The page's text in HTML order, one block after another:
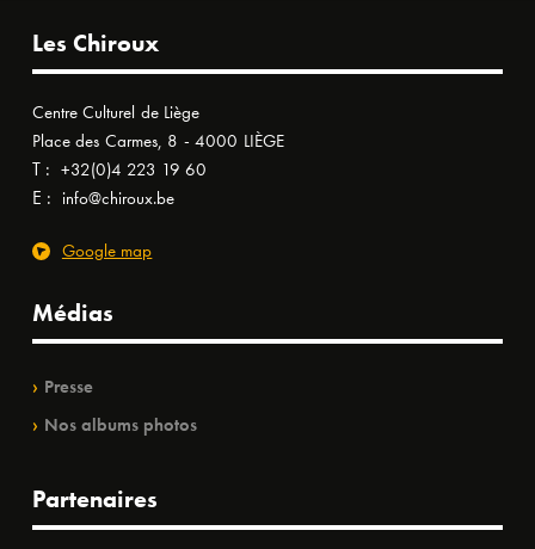
Les Chiroux
Centre Culturel de Liège
Place des Carmes, 8 - 4000 LIÈGE
T : +32(0)4 223 19 60
E : info@chiroux.be
Google map
Médias
Presse
Nos albums photos
Partenaires